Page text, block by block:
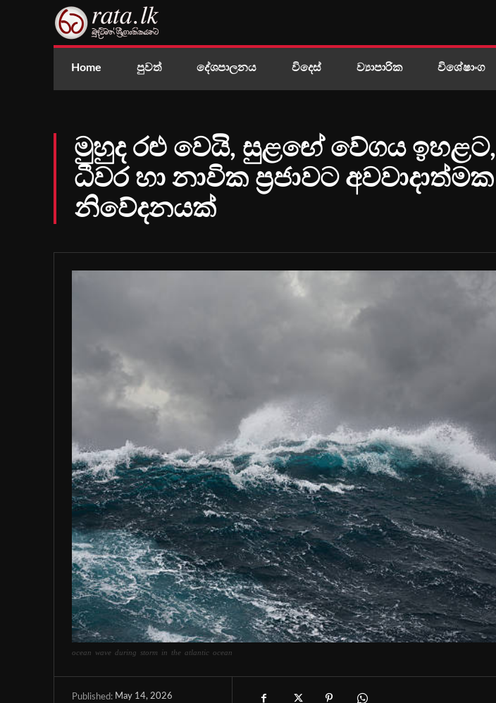
Home පුවත් දේශපාලනය විදෙස් ව්‍යාපාරික විශේෂාංග
මුහුද රළු වෙයි, සුළඟේ වේගය ඉහළට,
ධීවර හා නාවික ප්‍රජාවට අවවාදාත්මක
නිවේදනයක්
ocean wave during storm in the atlantic ocean
Published: May 14, 2026